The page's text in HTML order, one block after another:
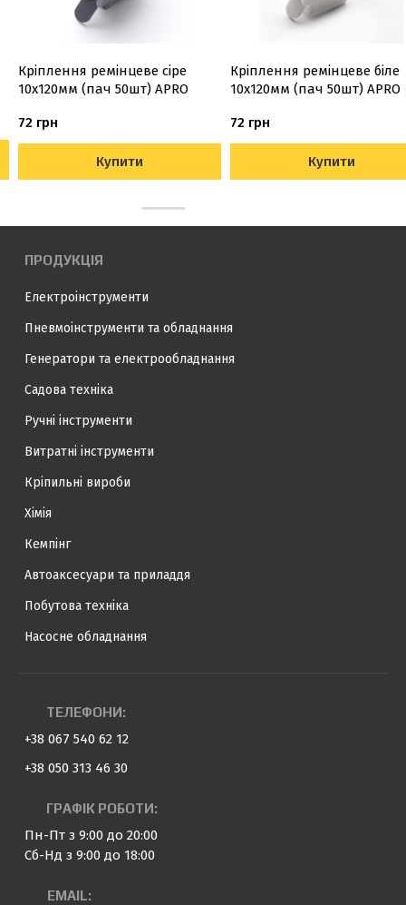
Кріплення ремінцеве сіре
10х120мм (пач 50шт) APRO
72 грн
Купити
Кріплення ремінцеве біле
10х120мм (пач 50шт) APRO
72 грн
Купити
ПРОДУКЦІЯ
Електроінструменти
Пневмоінструменти та обладнання
Генератори та електрообладнання
Садова техніка
Ручні інструменти
Витратні інструменти
Кріпильні вироби
Хімія
Кемпінг
Автоаксесуари та приладдя
Побутова техніка
Насосне обладнання
ТЕЛЕФОНИ:
+38 067 540 62 12
+38 050 313 46 30
ГРАФІК РОБОТИ:
Пн-Пт з 9:00 до 20:00
Сб-Нд з 9:00 до 18:00
EMAIL: